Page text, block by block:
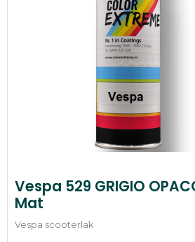
Vespa 529 GRIGIO
Mat
Vespa scooterlak